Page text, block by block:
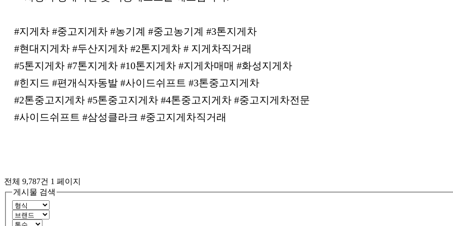
#지게차 #중고지게차 #농기계 #중고농기계 #3톤지게차
#현대지게차 #두산지게차 #2톤지게차 # 지게차직거래
#5톤지게차 #7톤지게차 #10톤지게차 #지게차매매 #화성지게차
#힌지드 #편개식자동발 #사이드쉬프트 #3톤중고지게차
#2톤중고지게차 #5톤중고지게차 #4톤중고지게차 #중고지게차전문
#사이드쉬프트 #삼성클라크 #중고지게차직거래
전체 9,787건 1 페이지
게시물 검색